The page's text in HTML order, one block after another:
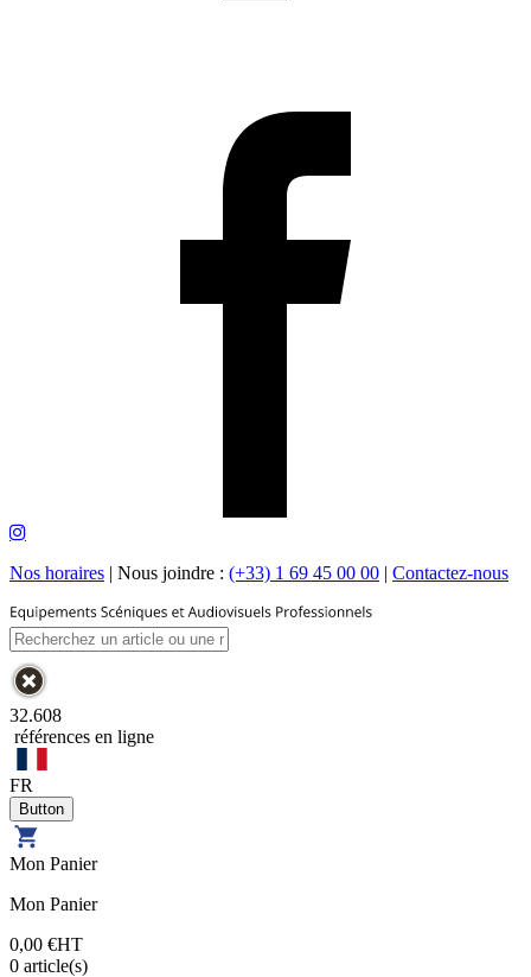
Nos horaires | Nous joindre : (+33) 1 69 45 00 00 | Contactez-nous
32.608
références en ligne
FR
Mon Panier
Mon Panier
0,00 €HT
0 article(s)